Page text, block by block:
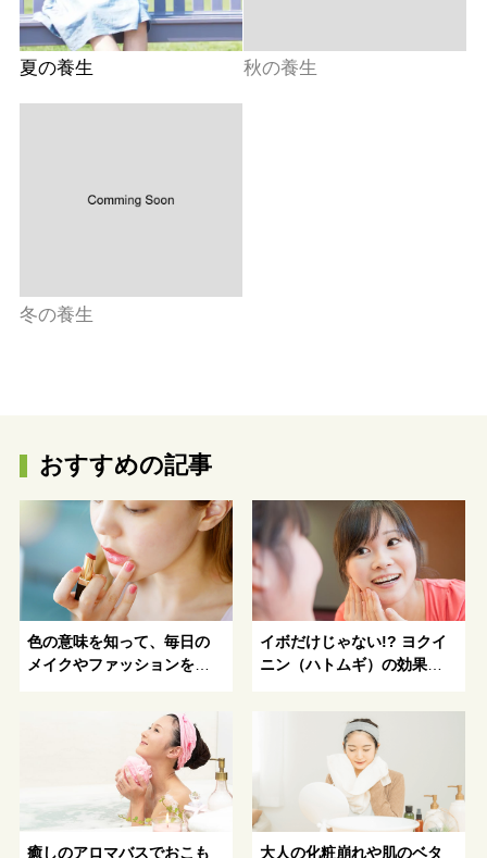
夏の養生 秋の養生
冬の養生
おすすめの記事
色の意味を知って、毎日の
メイクやファッションをパ
イボだけじゃない!? ヨクイ
ニン（ハトムギ）の効果的
の原因や予防法、取る方法
や潰す危険性も解説
癒しのアロマバスでおこも 大人の化粧崩れや肌のベタ